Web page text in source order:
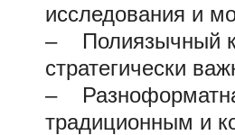
исследования и
–
Полиязычный
стратегически
–
традиционным и